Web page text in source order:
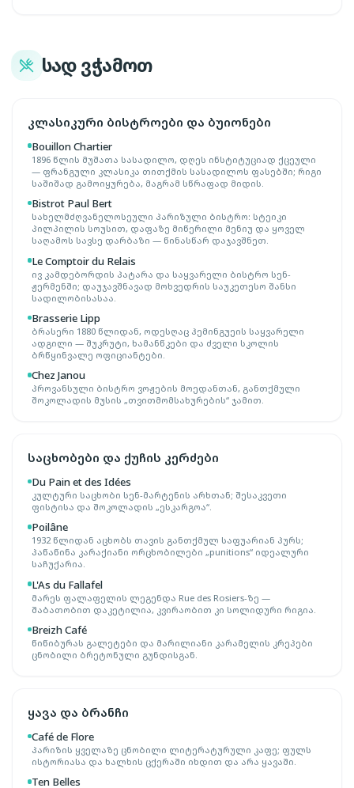
სად ვჭამოთ
კლასიკური ბისტროები და ბუიონები
Bouillon Chartier
1896 წლის მუშათა სასადილო, დღეს ინსტიტუციად ქცეული
— ფრანგული კლასიკა თითქმის სასადილოს ფასებში; რიგი
საშიშად გამოიყურება, მაგრამ სწრაფად მიდის.
Bistrot Paul Bert
სახელმძღვანელოსეული პარიზული ბისტრო: სტეიკი
პილპილის სოუსით, დაფაზე მიწერილი მენიუ და ყოველ
საღამოს სავსე დარბაზი — წინასწარ დაჯავშნეთ.
Le Comptoir du Relais
ივ კამდებორდის პატარა და საყვარელი ბისტრო სენ-
ჟერმენში; დაუჯავშნავად მოხვედრის საუკეთესო შანსი
სადილობისასაა.
Brasserie Lipp
ბრასერი 1880 წლიდან, ოდესღაც ჰემინგუეის საყვარელი
ადგილი — შუკრუტი, ხამანწკები და ძველი სკოლის
ბრწყინვალე ოფიციანტები.
Chez Janou
პროვანსული ბისტრო ვოჟების მოედანთან, განთქმული
შოკოლადის მუსის „თვითმომსახურების“ ჯამით.
საცხობები და ქუჩის კერძები
Du Pain et des Idées
კულტური საცხობი სენ-მარტენის არხთან; შესაკვეთი
ფისტისა და შოკოლადის „ესკარგოა“.
Poilâne
1932 წლიდან აცხობს თავის განთქმულ საფუარიან პურს;
პაწაწინა კარაქიანი ორცხობილები „punitions“ იდეალური
საჩუქარია.
L'As du Fallafel
მარეს ფალაფელის ლეგენდა Rue des Rosiers-ზე —
შაბათობით დაკეტილია, კვირაობით კი სოლიდური რიგია.
Breizh Café
წიწიბურას გალეტები და მარილიანი კარამელის კრეპები
ცნობილი ბრეტონული გუნდისგან.
ყავა და ბრანჩი
Café de Flore
პარიზის ყველაზე ცნობილი ლიტერატურული კაფე; ფულს
ისტორიასა და ხალხის ცქერაში იხდით და არა ყავაში.
Ten Belles